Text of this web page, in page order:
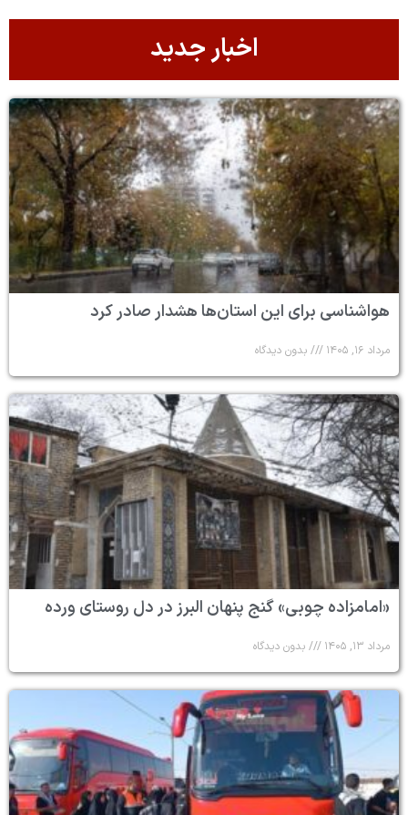
اخبار جدید
هواشناسی برای این استان‌ها هشدار صادر کرد
مرداد ۱۶, ۱۴۰۵ بدون دیدگاه
«امامزاده چوبی» گنج پنهان البرز در دل روستای ورده
مرداد ۱۳, ۱۴۰۵ بدون دیدگاه